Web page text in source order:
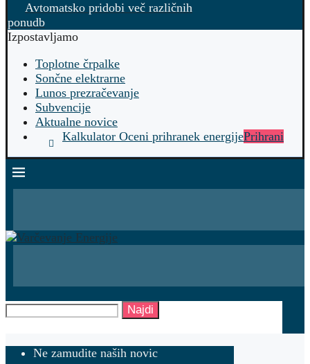
Avtomatsko pridobi več različnih
ponudb
Izpostavljamo
Toplotne črpalke
Sončne elektrarne
Lunos prezračevanje
Subvencije
Aktualne novice
Kalkulator Oceni prihranek energijePrihrani
Najdi
Ne zamudite naših novic